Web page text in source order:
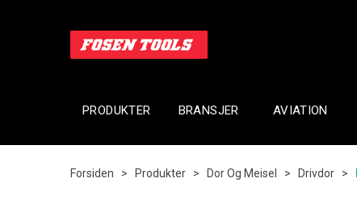
PRODUKTER BRANSJER AVIATION
Forsiden > Produkter > Dor Og Meisel > Drivdor >